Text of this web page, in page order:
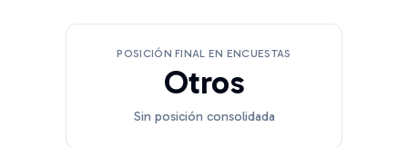
POSICIÓN FINAL EN ENCUESTAS
Otros
Sin posición consolidada